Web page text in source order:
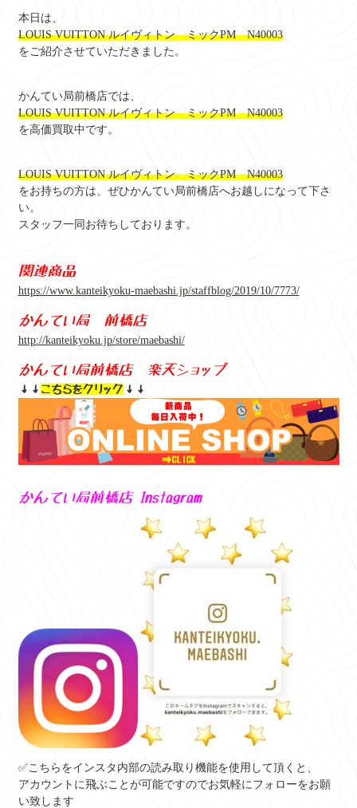
本日は、
LOUIS VUITTON ルイヴィトン ミックPM N40003
をご紹介させていただきました。
かんてい局前橋店では、
LOUIS VUITTON ルイヴィトン ミックPM N40003
を高価買取中です。
LOUIS VUITTON ルイヴィトン ミックPM N40003
をお持ちの方は、ぜひかんてい局前橋店へお越しになって下さ
い。
スタッフ一同お待ちしております。
関連商品
https://www.kanteikyoku-maebashi.jp/staffblog/2019/10/7773/
かんてい局 前橋店
http://kanteikyoku.jp/store/maebashi/
かんてい局前橋店 楽天ショップ
↓↓ こちらをクリック ↓↓
かんてい局前橋店 Instagram
✅こちらをインスタ内部の読み取り機能を使用して頂くと、
アカウントに飛ぶことが可能ですのでお気軽にフォローをお願
い致します